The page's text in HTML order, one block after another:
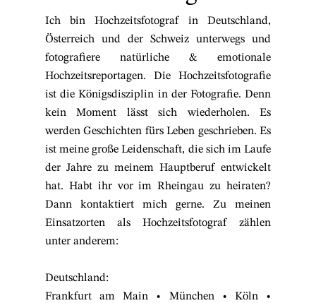
Ich bin Hochzeitsfotograf in Deutschland,
Österreich und der Schweiz unterwegs und
fotografiere natürliche & emotionale
Hochzeitsreportagen. Die Hochzeitsfotografie
ist die Königsdisziplin in der Fotografie. Denn
kein Moment lässt sich wiederholen. Es
werden Geschichten fürs Leben geschrieben. Es
ist meine große Leidenschaft, die sich im Laufe
der Jahre zu meinem Hauptberuf entwickelt
hat. Habt ihr vor im Rheingau zu heiraten?
Dann kontaktiert mich gerne. Zu meinen
Einsatzorten als Hochzeitsfotograf zählen
unter anderem:
Deutschland:
Frankfurt am Main • München• Köln•